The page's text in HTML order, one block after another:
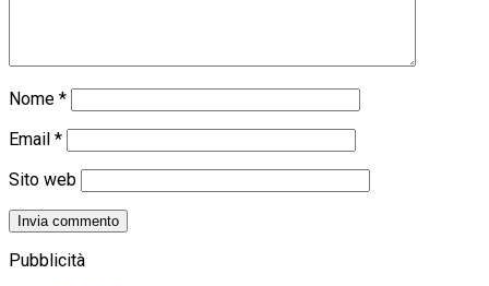
Nome *
Email *
Sito web
Pubblicità